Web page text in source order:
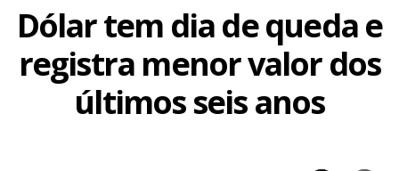
Dólar tem dia de queda e
registra menor valor dos
últimos seis anos